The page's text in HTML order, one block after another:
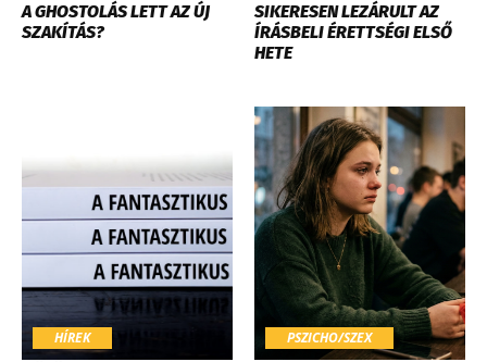
A GHOSTOLÁS LETT AZ ÚJ
SZAKÍTÁS?
SIKERESEN LEZÁRULT AZ
ÍRÁSBELI ÉRETTSÉGI ELSŐ
HETE
HÍREK PSZICHO/SZEX